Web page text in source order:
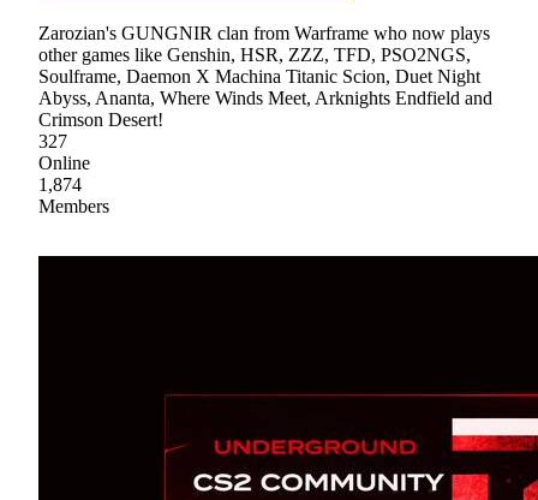
Zarozian's GUNGNIR clan from Warframe who now plays
other games like Genshin, HSR, ZZZ, TFD, PSO2NGS,
Soulframe, Daemon X Machina Titanic Scion, Duet Night
Abyss, Ananta, Where Winds Meet, Arknights Endfield and
Crimson Desert!
327
Online
1,874
Members